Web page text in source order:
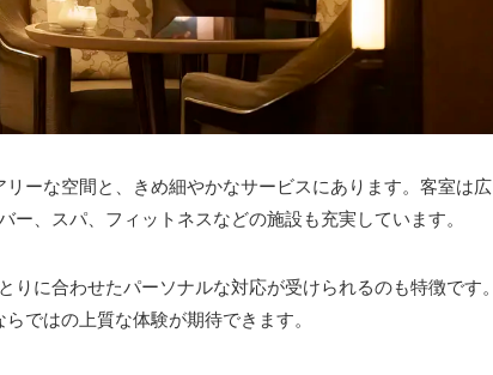
ーな空間と、きめ細やかなサービスにあります。客室は広
、スパ、フィットネスなどの施設も充実しています。
に合わせたパーソナルな対応が受けられるのも特徴です。
ではの上質な体験が期待できます。